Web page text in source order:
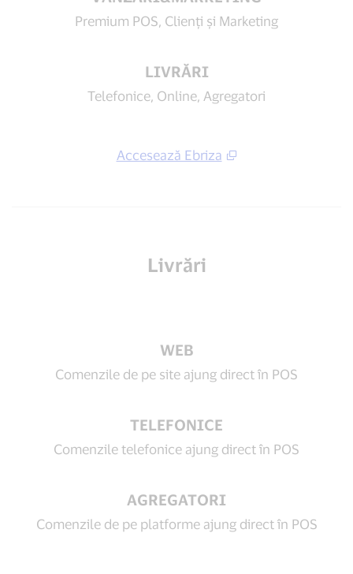
Premium POS, Clienți și Marketing
LIVRĂRI
Telefonice, Online, Agregatori
Accesează Ebriza
Livrări
WEB
Comenzile de pe site ajung direct în POS
TELEFONICE
Comenzile telefonice ajung direct în POS
AGREGATORI
Comenzile de pe platforme ajung direct în POS